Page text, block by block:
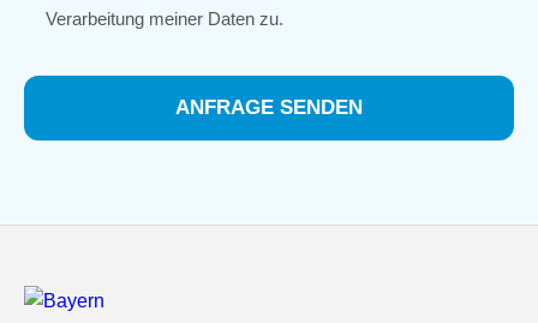
Verarbeitung meiner Daten zu.
ANFRAGE SENDEN